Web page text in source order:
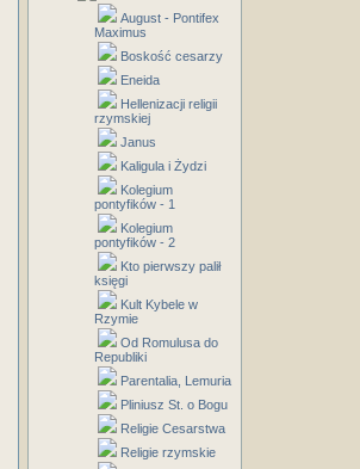
August - Pontifex
Maximus
Boskość cesarzy
Eneida
Hellenizacji religii
rzymskiej
Janus
Kaligula i Żydzi
Kolegium
pontyfików - 1
Kolegium
pontyfików - 2
Kto pierwszy palił
księgi
Kult Kybele w
Rzymie
Od Romulusa do
Republiki
Parentalia, Lemuria
Pliniusz St. o Bogu
Religie Cesarstwa
Religie rzymskie